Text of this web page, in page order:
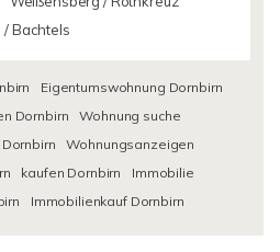
Bachtels
Eigentumswohnung Dornbirn
Dornbirn
Wohnung suche
Wohnungsanzeigen
kaufen Dornbirn
Immobilie
Immobilienkauf Dornbirn